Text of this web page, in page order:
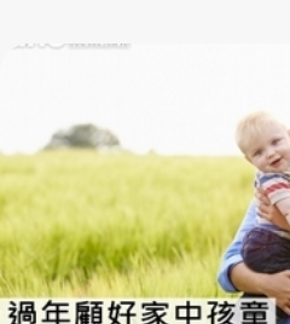
醫進行腦部電腦斷層掃描後，確